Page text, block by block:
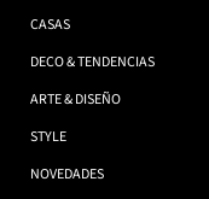
CASAS
DECO & TENDENCIAS
ARTE & DISEÑO
STYLE
NOVEDADES